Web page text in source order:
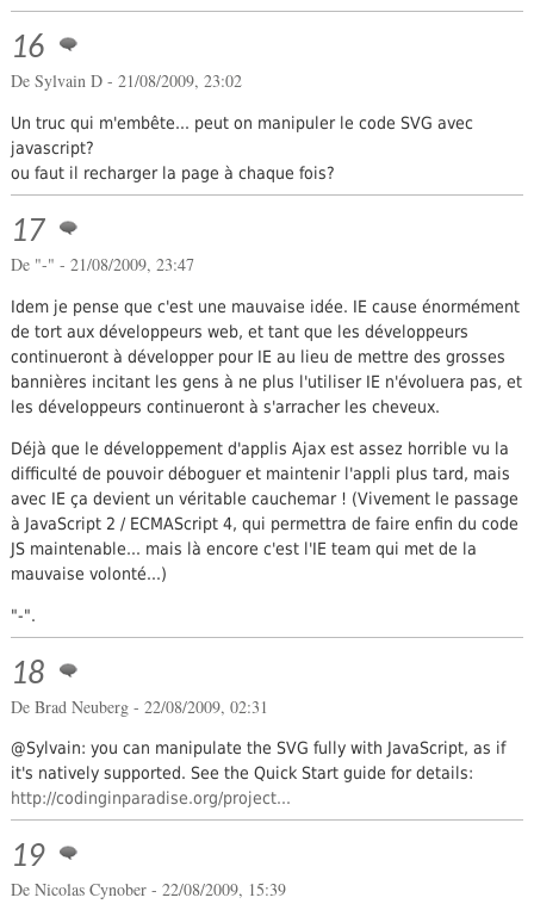
16
De Sylvain D- 21/08/2009, 23:02
Un truc qui m'embête... peut on manipuler le code SVG avec
javascript?
ou faut il recharger la page à chaque fois?
17
De "-" - 21/08/2009, 23:47
Idem je pense que c'est une mauvaise idée. IE cause énormément
de tort aux développeurs web, et tant que les développeurs
continueront à développer pour IE au lieu de mettre des grosses
bannières incitant les gens à ne plus l'utiliser IE n'évoluera pas, et
les développeurs continueront à s'arracher les cheveux.
Déjà que le développement d'applis Ajax est assez horrible vu la
difficulté de pouvoir déboguer et maintenir l'appli plus tard, mais
avec IE ça devient un véritable cauchemar ! (Vivement le passage
à JavaScript 2 / ECMAScript 4, qui permettra de faire enfin du code
JS maintenable... mais là encore c'est l'IE team qui met de la
mauvaise volonté...)
"-".
18
De Brad Neuberg- 22/08/2009, 02:31
@Sylvain: you can manipulate the SVG fully with JavaScript, as if
it's natively supported. See the Quick Start guide for details:
http://codinginparadise.org/project...
19
De Nicolas Cynober- 22/08/2009, 15:39